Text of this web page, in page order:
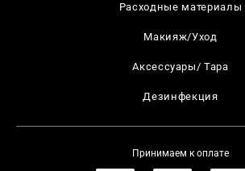
Расходные материалы
Макияж/Уход
Аксессуары/ Тара
Дезинфекция
Принимаем к оплате